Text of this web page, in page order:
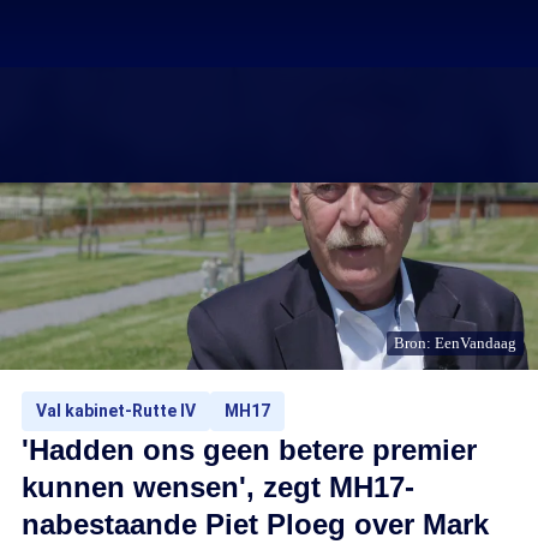
Bron: EenVandaag
Val kabinet-Rutte IV MH17
'Hadden ons geen betere premier
kunnen wensen', zegt MH17-
nabestaande Piet Ploeg over Mark